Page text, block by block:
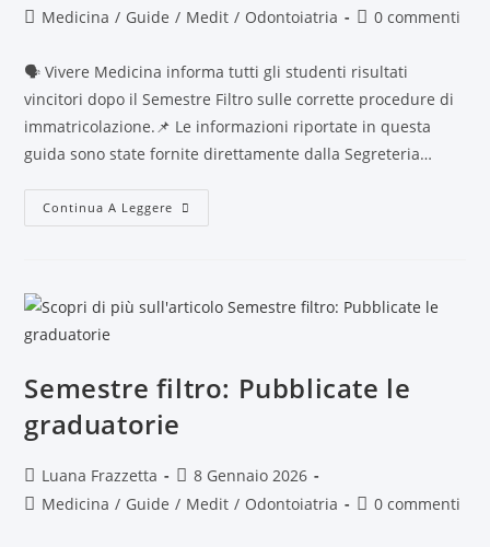
Medicina / Guide / Medit / Odontoiatria 0 commenti
🗣️ Vivere Medicina informa tutti gli studenti risultati
vincitori dopo il Semestre Filtro sulle corrette procedure di
immatricolazione.📌 Le informazioni riportate in questa
guida sono state fornite direttamente dalla Segreteria…
Continua A Leggere
Semestre filtro: Pubblicate le
graduatorie
Luana Frazzetta
8 Gennaio 2026
Medicina / Guide / Medit / Odontoiatria 0 commenti